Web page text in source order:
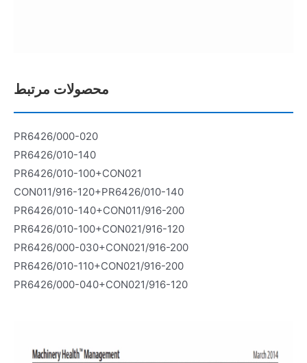
محصولات مرتبط
PR6426/000-020
PR6426/010-140
PR6426/010-100+CON021
CON011/916-120+PR6426/010-140
PR6426/010-140+CON011/916-200
PR6426/010-100+CON021/916-120
PR6426/000-030+CON021/916-200
PR6426/010-110+CON021/916-200
PR6426/000-040+CON021/916-120